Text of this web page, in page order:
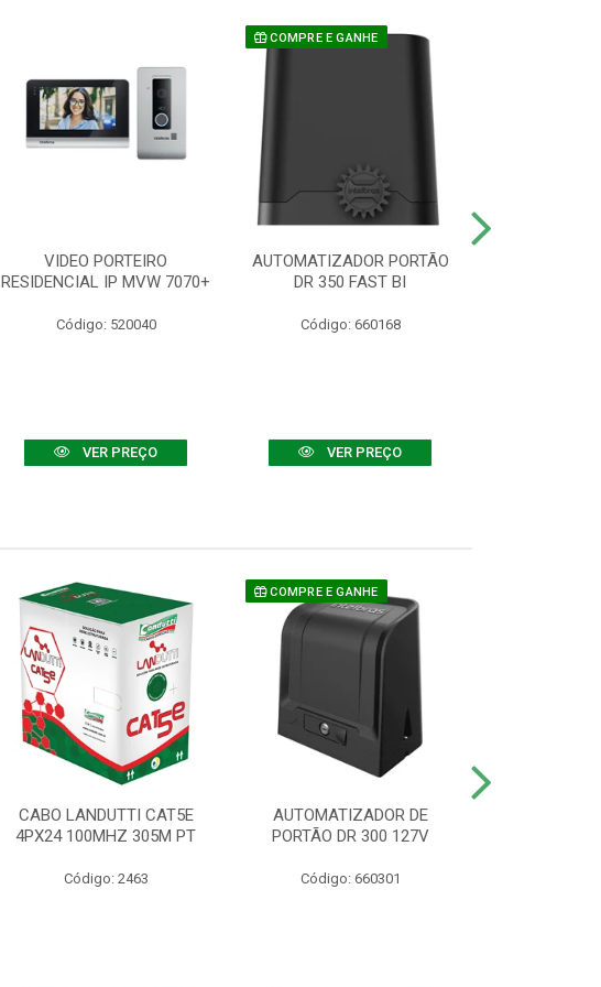
VIDEO PORTEIRO
RESIDENCIAL IP MVW 7070+
Código: 520040
VER PREÇO
COMPRE E GANHE
AUTOMATIZADOR PORTÃO
DR 350 FAST BI
Código: 660168
VER PREÇO
CABO LANDUTTI CAT5E
4PX24 100MHZ 305M PT
Código: 2463
COMPRE E GANHE
AUTOMATIZADOR DE
PORTÃO DR 300 127V
Código: 660301